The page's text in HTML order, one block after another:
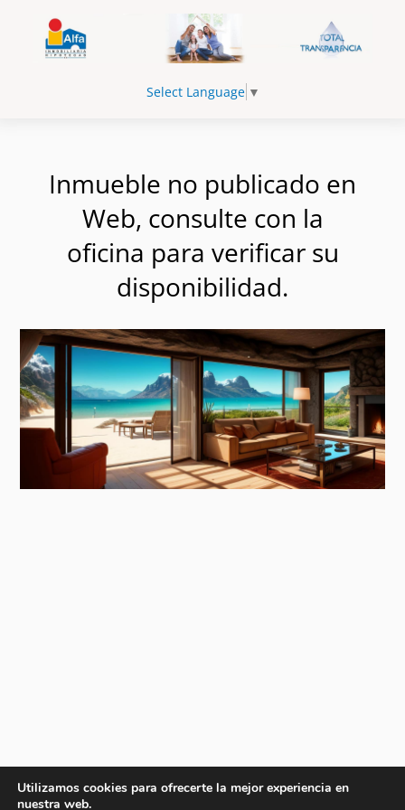
Select Language ▼
Inmueble no publicado en
Web, consulte con la
oficina para verificar su
disponibilidad.
Utilizamos cookies para ofrecerte la mejor experiencia en
nuestra web.